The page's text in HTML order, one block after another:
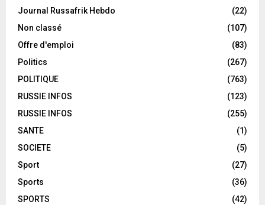
Journal Russafrik Hebdo
(22)
Non classé
(107)
Offre d'emploi
(83)
Politics
(267)
POLITIQUE
(763)
RUSSIE INFOS
(123)
RUSSIE INFOS
(255)
SANTE
(1)
SOCIETE
(5)
Sport
(27)
Sports
(36)
SPORTS
(42)